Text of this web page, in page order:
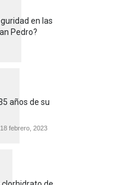
en las
Pedro?
años de su
18 febrero, 2023